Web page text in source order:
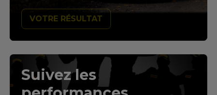
VOTRE RÉSULTAT
Suivez les